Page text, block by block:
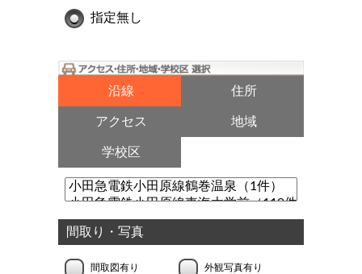
指定無し
沿線 住所
アクセス 地域
学校区
間取り・写真
間取図有り 外観写真有り